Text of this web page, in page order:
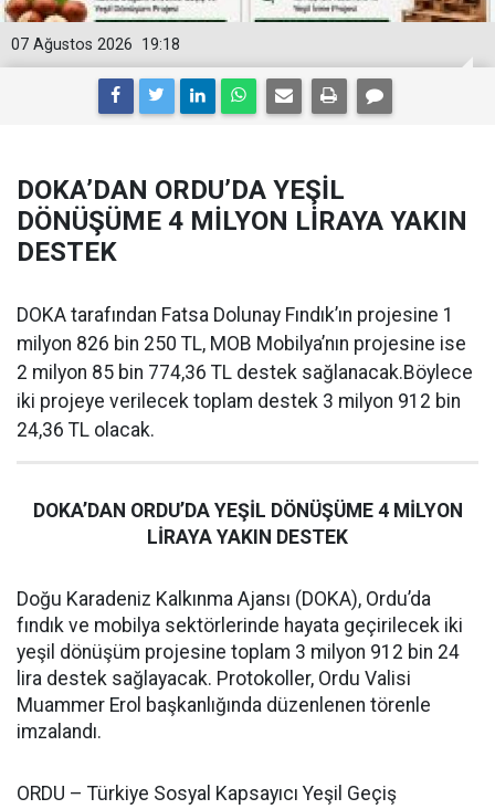
19:18
07 Ağustos 2026
DOKA’DAN ORDU’DA YEŞİL
DÖNÜŞÜME 4 MİLYON LİRAYA YAKIN
DESTEK
DOKA tarafından Fatsa Dolunay Fındık’ın projesine 1
milyon 826 bin 250 TL, MOB Mobilya’nın projesine ise
2 milyon 85 bin 774,36 TL destek sağlanacak.Böylece
iki projeye verilecek toplam destek 3 milyon 912 bin
24,36 TL olacak.
DOKA’DAN ORDU’DA YEŞİL DÖNÜŞÜME 4 MİLYON
LİRAYA YAKIN DESTEK
Doğu Karadeniz Kalkınma Ajansı (DOKA), Ordu’da
fındık ve mobilya sektörlerinde hayata geçirilecek iki
yeşil dönüşüm projesine toplam 3 milyon 912 bin 24
lira destek sağlayacak. Protokoller, Ordu Valisi
Muammer Erol başkanlığında düzenlenen törenle
imzalandı.
ORDU – Türkiye Sosyal Kapsayıcı Yeşil Geçiş